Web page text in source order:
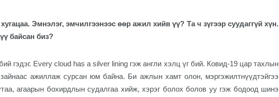
Эмнэлэг, эмчилгээнээс өөр ажил хийв үү? Та ч зүгээр суудаггүй хүн.
байсан биз?
гэдэг. Every cloud has a silver lining гэж англи хэлц үг бий. Ковид-19 цар тахлын
ажиллаж сурсан юм байна. Би ажлын хамт олон, мэргэжилтнүүдтэйгээ
агаарын бохирдлын судалгаа хийж, хэрэг болох болов уу гэж бодоод шинэ